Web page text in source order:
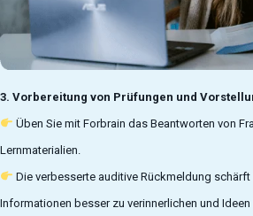
3. Vorbereitung von Prüfungen und
Üben Sie mit Forbrain das Beantworten von
Lernmaterialien.
Die verbesserte auditive Rückmeldung schärft
Informationen besser zu verinnerlichen und Ideen